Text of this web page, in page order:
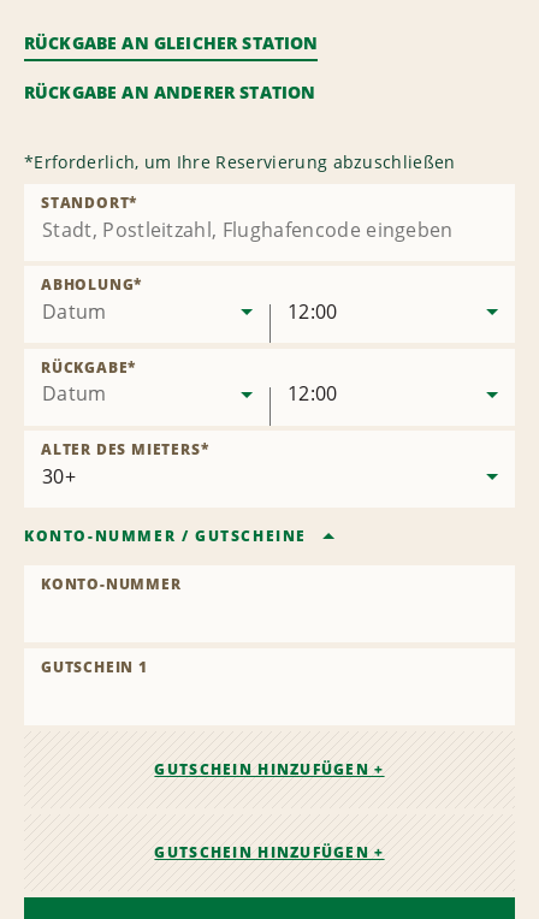
RÜCKGABE AN GLEICHER STATION
RÜCKGABE AN ANDERER STATION
*Erforderlich, um Ihre Reservierung abzuschließen
STANDORT*
Datum
ABHOLUNG*
12:00
Datum
RÜCKGABE*
12:00
ALTER DES MIETERS*
KONTO-NUMMER / GUTSCHEINE
KONTO-NUMMER
GUTSCHEIN 1
GUTSCHEIN HINZUFÜGEN +
GUTSCHEIN HINZUFÜGEN +